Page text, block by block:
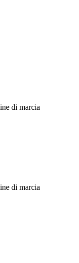
di marcia
di marcia